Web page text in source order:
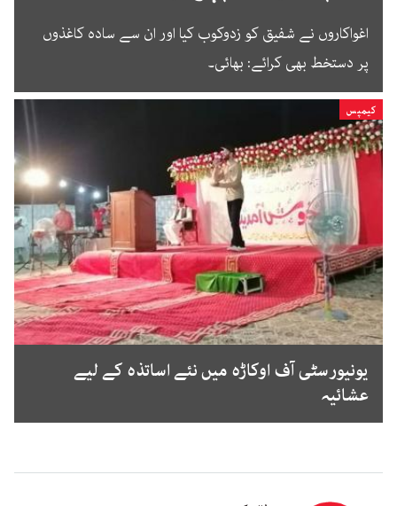
اغواکاروں نے شفیق کو زدوکوب کیا اور ان سے سادہ کاغذوں
پر دستخط بھی کرائے: بھائی۔
کیمپس
یونیورسٹی آف اوکاڑہ میں نئے اساتذہ کے لیے
عشائیہ